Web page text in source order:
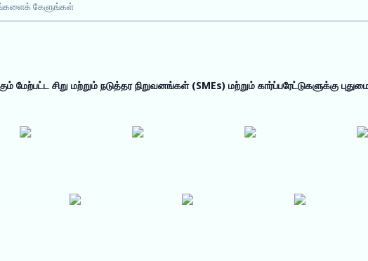
கேளுங்கள்
மேற்பட்ட சிறு மற்றும் நடுத்தர நிறுவனங்கள் (SMEs) மற்றும் கார்ப்பரேட்டுகளுக்கு